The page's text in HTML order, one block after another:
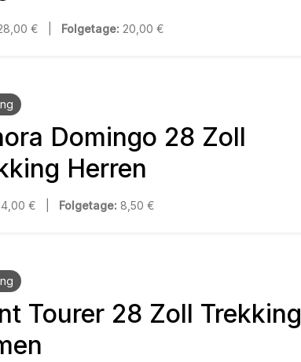
€ | Folgetage: 20,00 €
Domingo 28 Zoll
Herren
€ | Folgetage: 8,50 €
Tourer 28 Zoll Trekking